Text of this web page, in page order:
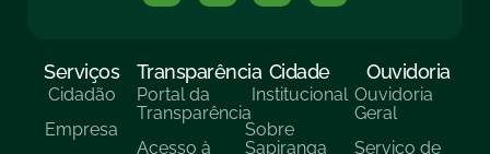
Serviços
Cidadão
Empresa
Transparência
Portal da
Transparência
Acesso à
Cidade
Institucional
Sobre
Sapiranga
Ouvidoria
Ouvidoria
Geral
Serviço de